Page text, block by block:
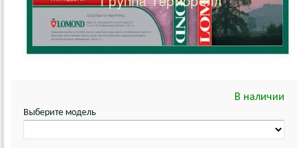
В наличии
Выберите модель